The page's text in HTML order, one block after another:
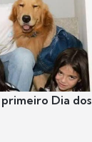
Dia dos